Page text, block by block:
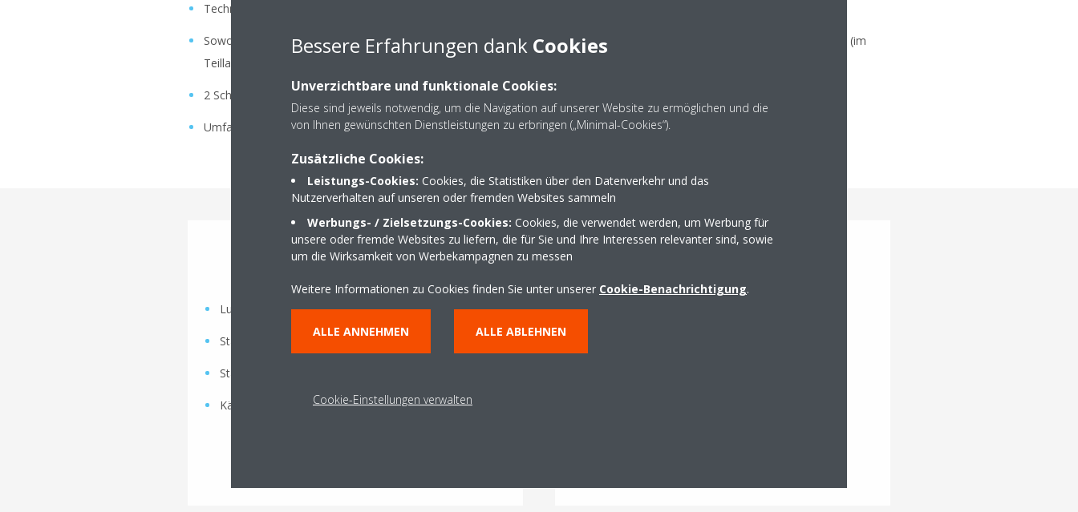
Technologie mit variablem Volumenverhältnis, sodass der Austrittsdruck des Kältemittels stets optimiert wird
Sowohl im Kühlbetrieb als auch im Heizbetrieb hohe Energieeffizienzwerte: im Vollastbetrieb EER bis zu 2,8 und COP bis zu 3 (im
Teillastbetrieb SEER bis zu 4,6 und SCOP bis zu 3,2)
2 Schallkonfigurationen für leisen Betrieb in schallsensiblen Anwendungen
Umfangreiche Liste an Optionen und Zubehör
EWYD-BZSS
Luftgekühlte Schrauben-Inverter-Wärmepumpe
Standard-Wirkungsgrad
Standard-Schallpegel
Kältemittel: R-134a
Luftgekühlte Schrauben-Inverter-Wärmepumpe
Bessere Erfahrungen dank Cookies
Unverzichtbare und funktionale Cookies:
Diese sind jeweils notwendig, um die Navigation auf unserer Website zu ermöglichen und die
von Ihnen gewünschten Dienstleistungen zu erbringen („Minimal-Cookies“).
Zusätzliche Cookies:
Leistungs-Cookies: Cookies, die Statistiken über den Datenverkehr und das
Nutzerverhalten auf unseren oder fremden Websites sammeln
Werbungs- / Zielsetzungs-Cookies: Cookies, die verwendet werden, um Werbung für
unsere oder fremde Websites zu liefern, die für Sie und Ihre Interessen relevanter sind, sowie
um die Wirksamkeit von Werbekampagnen zu messen
Weitere Informationen zu Cookies finden Sie unter unserer Cookie-Benachrichtigung.
ALLE ANNEHMEN ALLE ABLEHNEN
Cookie-Einstellungen verwalten